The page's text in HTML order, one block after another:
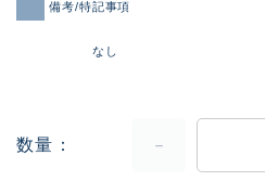
備考/特記事項
なし
数量